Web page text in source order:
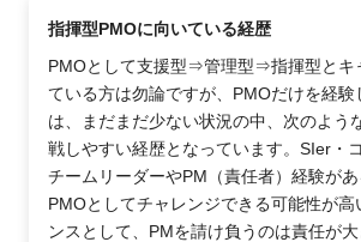
指揮型PMOに向いている経歴
PMOとして支援型⇒管理型⇒指揮型とキ
ている方は勿論ですが、PMOだけを経験
は、まだまだ少ない状況の中、次のよう
戦しやすい経歴となっています。SIer・
チームリーダーやPM（責任者）経験が
PMOとしてチャレンジできる可能性が高
ンスとして、PMを請け負うのは責任が